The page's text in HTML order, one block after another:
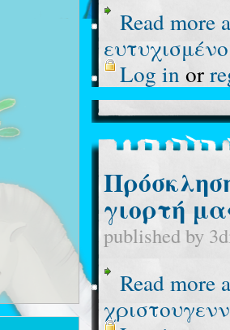
Read more
Log inor
γιορτή
published by
Read more